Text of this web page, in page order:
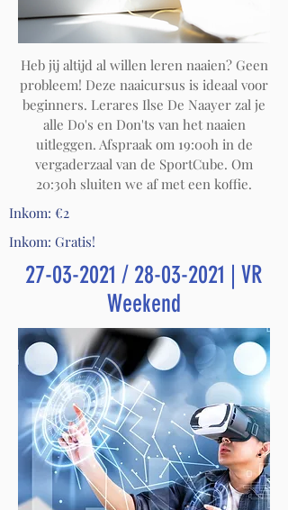
Heb jij altijd al willen leren naaien? Geen
probleem! Deze naaicursus is ideaal voor
beginners. Lerares Ilse De Naayer zal je
alle Do's en Don'ts van het naaien
uitleggen. Afspraak om 19:00h in de
vergaderzaal van de SportCube. Om
20:30h sluiten we af met een koffie.
Inkom: €2
Inkom: Gratis!
27-03-2021 / 28-03-2021 | VR
Weekend